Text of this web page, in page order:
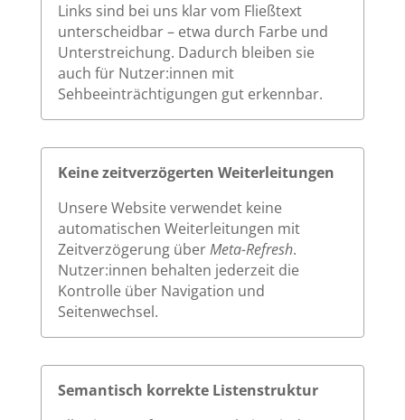
Links sind bei uns klar vom Fließtext
unterscheidbar – etwa durch Farbe und
Unterstreichung. Dadurch bleiben sie
auch für Nutzer:innen mit
Sehbeeinträchtigungen gut erkennbar.
Keine zeitverzögerten Weiterleitungen
Unsere Website verwendet keine
automatischen Weiterleitungen mit
Zeitverzögerung überMeta-Refresh.
Nutzer:innen behalten jederzeit die
Kontrolle über Navigation und
Seitenwechsel.
Semantisch korrekte Listenstruktur